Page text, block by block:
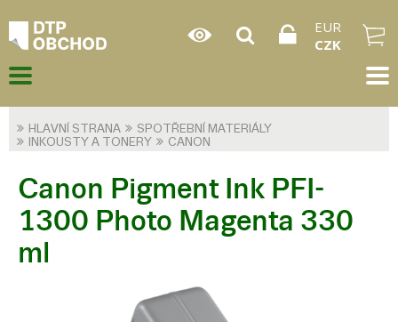
EUR
CZK
HLAVNÍ STRANA
SPOTŘEBNÍ MATERIÁLY
INKOUSTY A TONERY
CANON
Canon Pigment Ink PFI-
1300 Photo Magenta 330
ml